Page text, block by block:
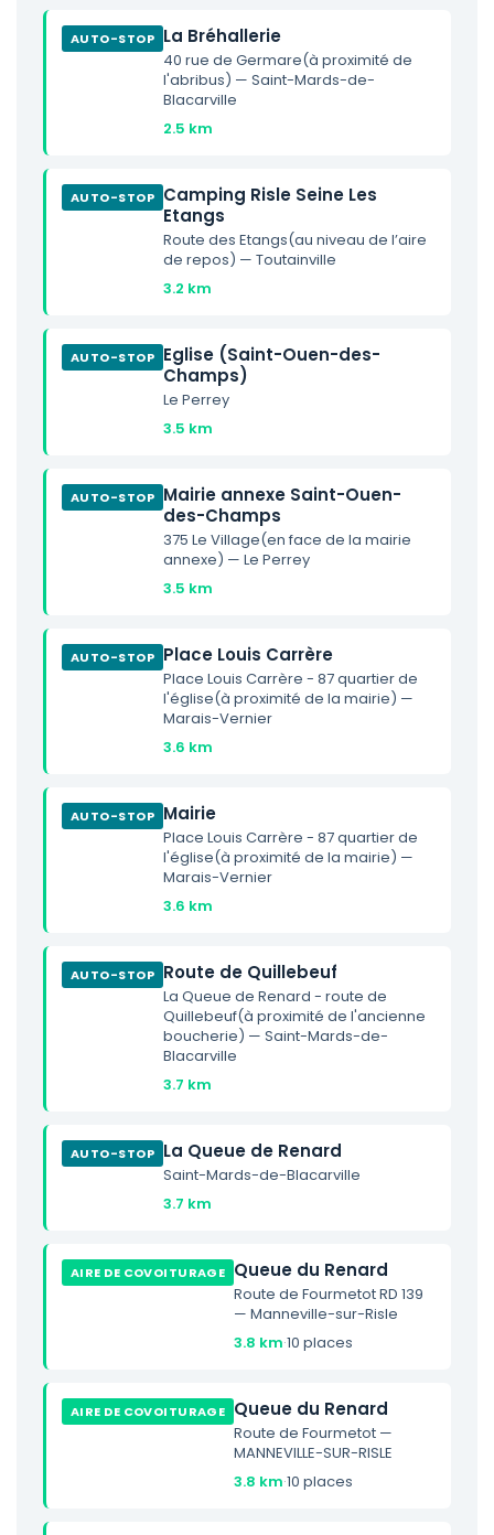
AUTO-STOP La Bréhallerie
40 rue de Germare(à proximité de
l'abribus) — Saint-Mards-de-
Blacarville
2.5 km
AUTO-STOP Camping Risle Seine Les
Etangs
Route des Etangs(au niveau de l’aire
de repos) — Toutainville
3.2 km
AUTO-STOP Eglise (Saint-Ouen-des-
Champs)
Le Perrey
3.5 km
AUTO-STOP Mairie annexe Saint-Ouen-
des-Champs
375 Le Village(en face de la mairie
annexe) — Le Perrey
3.5 km
AUTO-STOP Place Louis Carrère
Place Louis Carrère - 87 quartier de
l'église(à proximité de la mairie) —
Marais-Vernier
3.6 km
AUTO-STOP Mairie
Place Louis Carrère - 87 quartier de
l'église(à proximité de la mairie) —
Marais-Vernier
3.6 km
AUTO-STOP Route de Quillebeuf
La Queue de Renard - route de
Quillebeuf(à proximité de l'ancienne
boucherie) — Saint-Mards-de-
Blacarville
3.7 km
AUTO-STOP La Queue de Renard
Saint-Mards-de-Blacarville
3.7 km
AIRE DE COVOITURAGE Queue du Renard
Route de Fourmetot RD 139
— Manneville-sur-Risle
3.8 km·10 places
AIRE DE COVOITURAGE Queue du Renard
Route de Fourmetot —
MANNEVILLE-SUR-RISLE
3.8 km·10 places